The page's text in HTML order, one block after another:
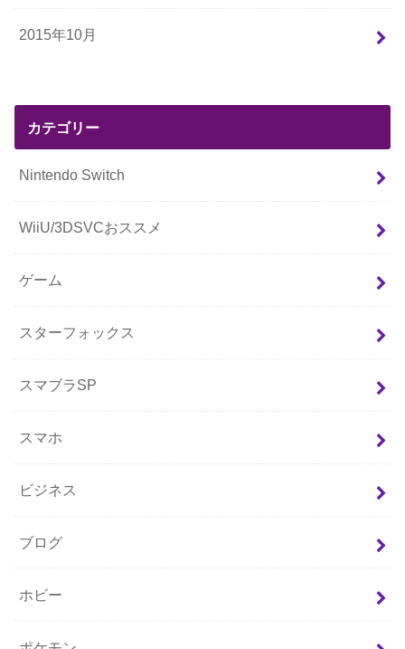
2015年10月
カテゴリー
Nintendo Switch
WiiU/3DSVCおススメ
ゲーム
スターフォックス
スマブラSP
スマホ
ビジネス
ブログ
ホビー